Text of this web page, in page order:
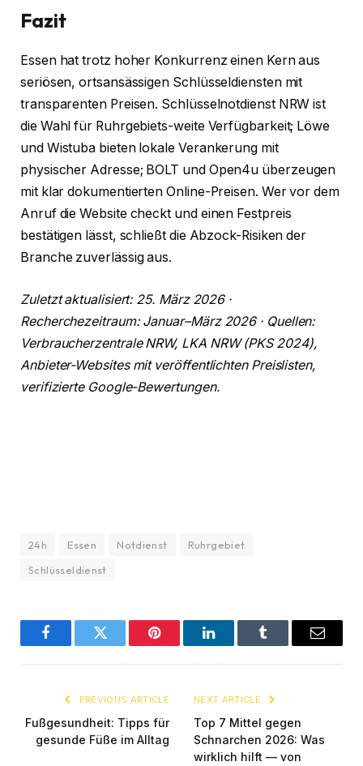
Fazit
Essen hat trotz hoher Konkurrenz einen Kern aus
seriösen, ortsansässigen Schlüsseldiensten mit
transparenten Preisen. Schlüsselnotdienst NRW ist
die Wahl für Ruhrgebiets-weite Verfügbarkeit; Löwe
und Wistuba bieten lokale Verankerung mit
physischer Adresse; BOLT und Open4u überzeugen
mit klar dokumentierten Online-Preisen. Wer vor dem
Anruf die Website checkt und einen Festpreis
bestätigen lässt, schließt die Abzock-Risiken der
Branche zuverlässig aus.
Zuletzt aktualisiert: 25. März 2026 ·
Recherchezeitraum: Januar–März 2026 · Quellen:
Verbraucherzentrale NRW, LKA NRW (PKS 2024),
Anbieter-Websites mit veröffentlichten Preislisten,
verifizierte Google-Bewertungen.
24h Essen Notdienst
Ruhrgebiet
Schlüsseldienst
FacebookTwitter Pinterest LinkedInTumblr Email
PREVIOUS ARTICLE
Fußgesundheit: Tipps für
gesunde Füße im Alltag
NEXT ARTICLE
Top 7 Mittel gegen
Schnarchen 2026: Was
wirklich hilft — von